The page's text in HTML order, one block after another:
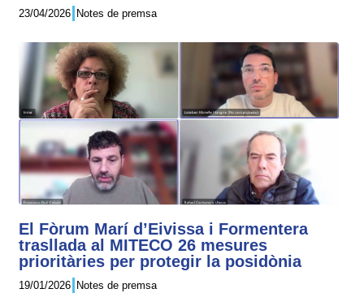
23/04/2026 Notes de premsa
El Fòrum Marí d’Eivissa i Formentera
trasllada al MITECO 26 mesures
prioritàries per protegir la posidònia
19/01/2026 Notes de premsa